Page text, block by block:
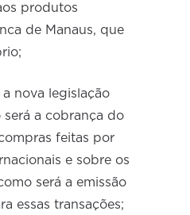
produtos
de Manaus, que
a nova legislação
a cobrança do
feitas por
e sobre os
será a emissão
essas transações;